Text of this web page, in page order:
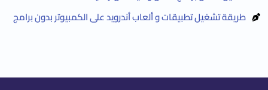
طريقة تشغيل تطبيقات و ألعاب أندرويد على الكمبيوتر بدون برامج